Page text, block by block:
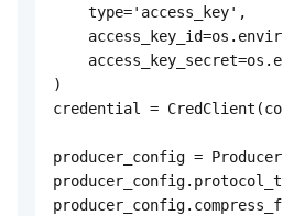
    type='access_key',
)
credential =
producer_config =